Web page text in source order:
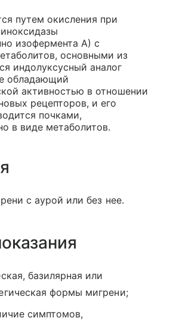
путем окисления при
изофермента А) с
основными из
индолуксусный аналог
обладающий
активностью в отношении
рецепторов, и его
почками,
в виде метаболитов.
с аурой или без нее.
базилярная или
формы мигрени;
симптомов,